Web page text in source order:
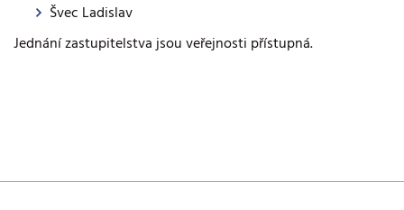
Švec Ladislav
Jednání zastupitelstva jsou veřejnosti přístupná.